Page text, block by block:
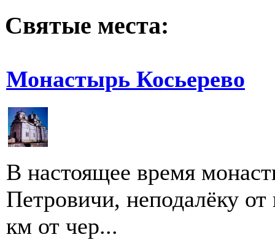
Святые места:
Монастырь Косьерево
В настоящее время
Петровичи, неподалёку
км от чер...